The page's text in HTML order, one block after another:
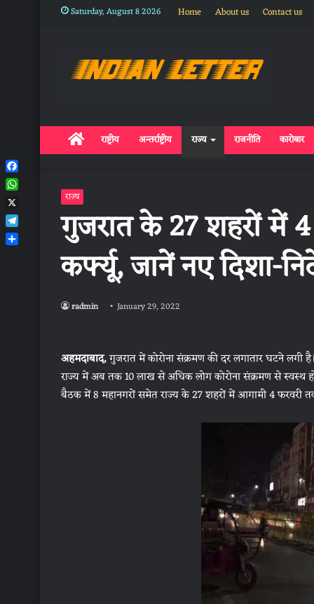
Saturday, August 8 2026 Home About us Contact us
Homeराष्ट्रीय अन्तर्राष्ट्रीय राज्य राजनीति कारोबार
राज्य
गुजरात के 27 शहरों में
कर्फ्यू, जानें नए दिशा-
radmin January 29, 2022
अहमदाबाद,गुजरात में कोरोना संक्रमण की दर लगातार घटने
राज्य में अब तक 10 लाख से अधिक लोग कोरोना संक्रमण से स्वस्थ
बैठक में 8 महानगरों समेत राज्य के 27 शहरों में आगामी 4 फरवरी तक
Facebook
WhatsApp
X
Telegram